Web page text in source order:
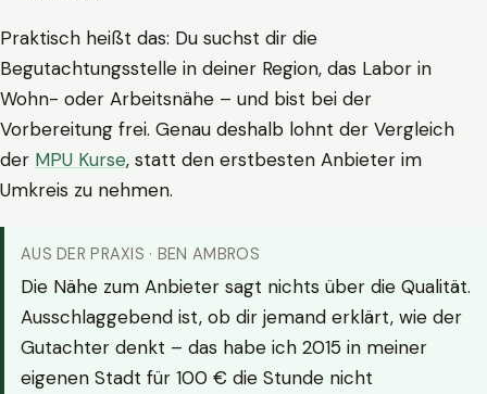
Praktisch heißt das: Du suchst dir die
Begutachtungsstelle in deiner Region, das Labor in
Wohn- oder Arbeitsnähe – und bist bei der
Vorbereitung frei. Genau deshalb lohnt der Vergleich
der MPU Kurse, statt den erstbesten Anbieter im
Umkreis zu nehmen.
AUS DER PRAXIS · BEN AMBROS
Die Nähe zum Anbieter sagt nichts über die Qualität.
Ausschlaggebend ist, ob dir jemand erklärt, wie der
Gutachter denkt – das habe ich 2015 in meiner
eigenen Stadt für 100 € die Stunde nicht